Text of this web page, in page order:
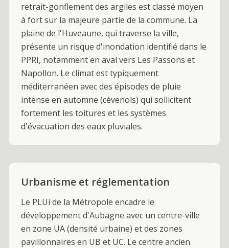
retrait-gonflement des argiles est classé moyen
à fort sur la majeure partie de la commune. La
plaine de l'Huveaune, qui traverse la ville,
présente un risque d'inondation identifié dans le
PPRI, notamment en aval vers Les Passons et
Napollon. Le climat est typiquement
méditerranéen avec des épisodes de pluie
intense en automne (cévenols) qui sollicitent
fortement les toitures et les systèmes
d'évacuation des eaux pluviales.
Urbanisme et réglementation
Le PLUi de la Métropole encadre le
développement d'Aubagne avec un centre-ville
en zone UA (densité urbaine) et des zones
pavillonnaires en UB et UC. Le centre ancien